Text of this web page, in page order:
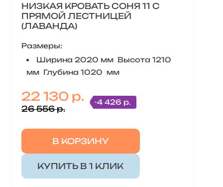
НИЗКАЯ КРОВАТЬ СОНЯ 11 С
ПРЯМОЙ ЛЕСТНИЦЕЙ
(ЛАВАНДА)
Размеры:
Ширина 2020 мм Высота 1210
мм Глубина 1020 мм
22 130 р.
26 556 р.
-4 426 р.
В КОРЗИНУ
КУПИТЬ В 1 КЛИК